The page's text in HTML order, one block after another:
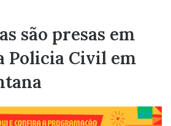
são presas em
Policia Civil em